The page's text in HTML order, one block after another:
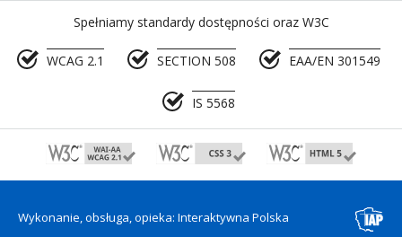
Spełniamy standardy dostępności oraz W3C
WCAG 2.1 SECTION 508 EAA/EN 301549
IS 5568
Wykonanie, obsługa, opieka: Interaktywna Polska